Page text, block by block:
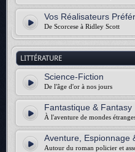
Vos Réalisateurs
De Scorcese à Ridley Scott
LITTÉRATURE
Science-Fiction
De l'âge d'or à nos jours
Fantastique & Fantasy
À l'aventure de mondes
Aventure, Espionnage
Autour du roman policier et